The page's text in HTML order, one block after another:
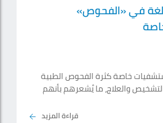
في «الفحوص»
خاصة كثرة الفحوص الطبية
والعلاج، ما يُشعرهم بأنهم
يسعون إلى تحقيق «تارجت»،
إضافية بعد احتساب التغطية
قراءة المزيد